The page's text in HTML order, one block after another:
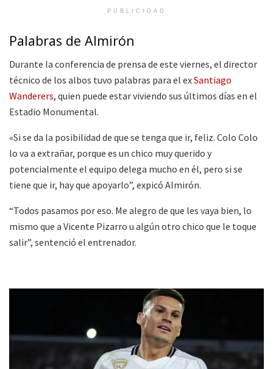
PUBLICIDAD
Palabras de Almirón
Durante la conferencia de prensa de este viernes, el director
técnico de los albos tuvo palabras para el exSantiago
Wanderers, quien puede estar viviendo sus últimos días en el
Estadio Monumental.
«Si se da la posibilidad de que se tenga que ir, feliz. Colo Colo
lo va a extrañar, porque es un chico muy querido y
potencialmente el equipo delega mucho en él, pero si se
tiene que ir, hay que apoyarlo”, expicó Almirón.
“Todos pasamos por eso. Me alegro de que les vaya bien, lo
mismo que a Vicente Pizarro u algún otro chico que le toque
salir”, sentenció el entrenador.